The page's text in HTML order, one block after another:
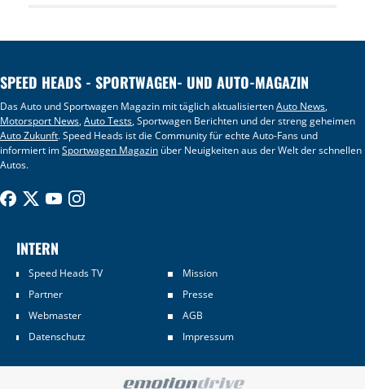
SPEED HEADS - SPORTWAGEN- UND AUTO-MAGAZIN
Das Auto und Sportwagen Magazin mit täglich aktualisiertenAuto News,
Motorsport News,Auto Tests, Sportwagen Berichten und der streng geheimen
Auto Zukunft. Speed Heads ist die Community für echte Auto-Fans und
informiert imSportwagen Magazin über Neuigkeiten aus der Welt der schnellen
Autos.
INTERN
Speed Heads TV
Mission
Partner
Presse
Webmaster
AGB
Datenschutz
Impressum